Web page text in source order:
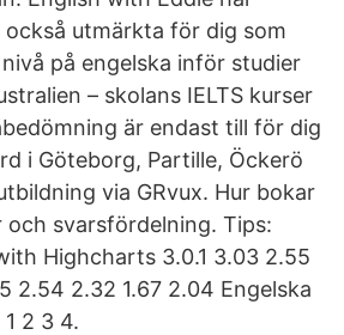
också utmärkta för dig som
på engelska inför studier
– skolans IELTS kurser
är endast till för dig
i Göteborg, Partille, Öckerö
via GRvux. Hur bokar
svarsfördelning. Tips:
Highcharts 3.0.1 3.03 2.55
2.54 2.32 1.67 2.04 Engelska
2 3 4.